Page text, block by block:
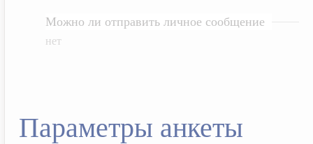
Можно ли отправить личное сообщение
нет
Параметры анкеты